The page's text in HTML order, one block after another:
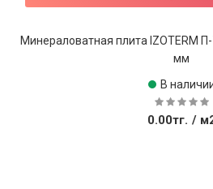
Минераловатная плита IZOTERM
мм
В
0.00тг. /